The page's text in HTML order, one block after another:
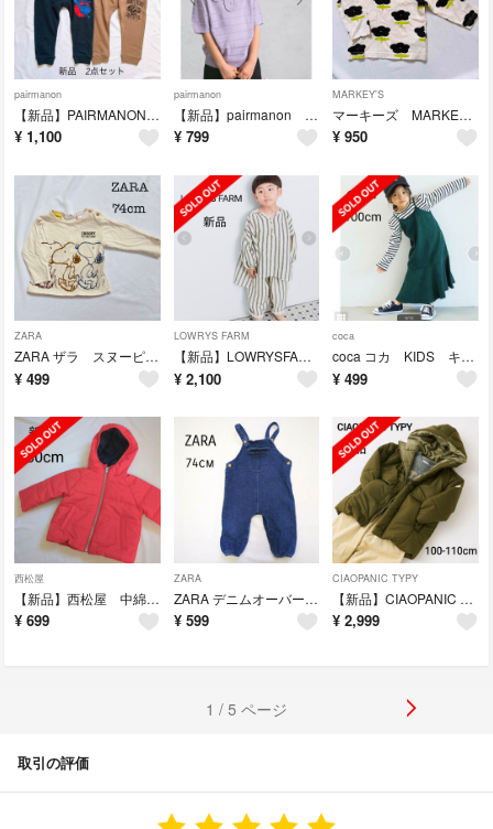
pairmanon
【新品】PAIRMANON STREET ペアマノンストリート パンツ 80cm
¥ 1,100
pairmanon
【新品】pairmanon ペアマノン トップス 120cm 130cm
¥ 799
MARKEY'S
マーキーズ MARKEY'S HOGAN RANCH WEAR 総柄ロンT
¥ 950
ZARA
ZARA ザラ スヌーピー PEANUTS ロンT 74cm
¥ 499
LOWRYS FARM
【新品】LOWRYSFARM ローリーズファーム キッズ ストライプシャツ
¥ 2,100
coca
coca コカ KIDS キッズ キャミワンピース 100cm
¥ 499
西松屋
【新品】西松屋 中綿アウター 80cm 赤
¥ 699
ZARA
ZARA デニムオーバーオール サロペット 74cm
¥ 599
CIAOPANIC TYPY
【新品】CIAOPANIC TYPY チャオパニックティピー 中綿ダウン キッズ
¥ 2,999
1 / 5 ページ
取引の評価